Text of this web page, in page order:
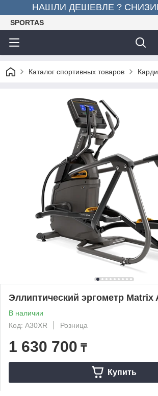
НАШЛИ ДЕШЕВЛЕ ?
SPORTAS
Каталог спортивных товаров
Эллиптический эргометр Matrix
В наличии
Код: A30XR
Розница
1 630 700 ₸
Купить